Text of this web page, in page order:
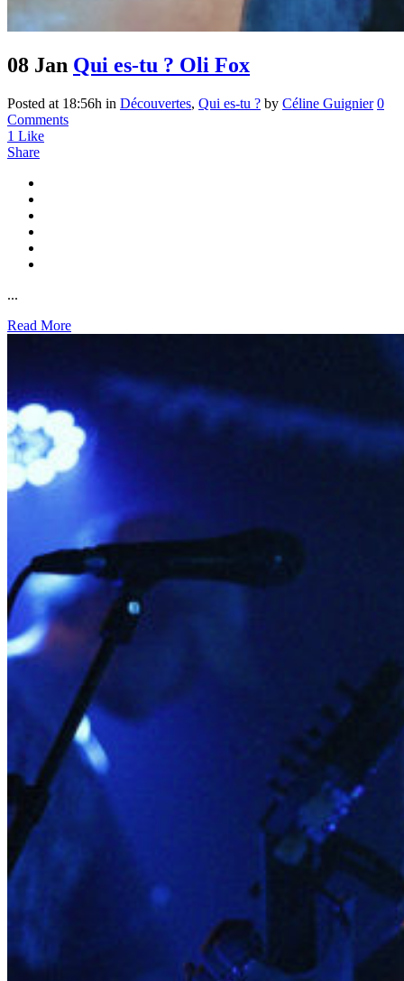
08 Jan Qui es-tu ? Oli Fox
Posted at 18:56h in Découvertes, Qui es-tu ? by Céline Guignier 0
Comments
1 Like
Share
...
Read More